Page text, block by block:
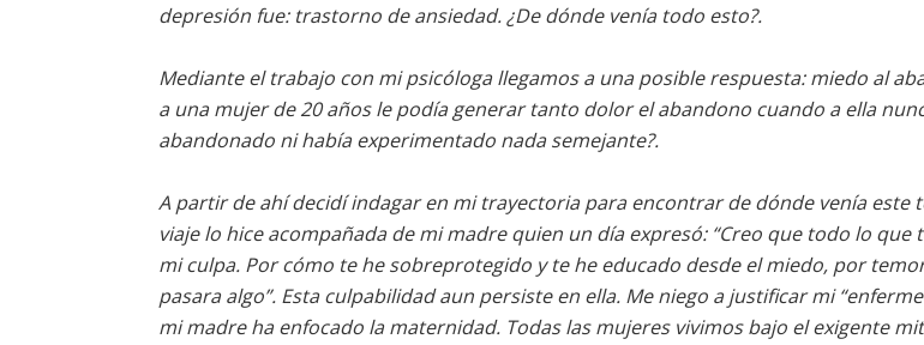
depresión fue: trastorno de ansiedad. ¿De dónde venía todo esto?.
Mediante el trabajo con mi psicóloga llegamos a una posible respuesta: miedo al
a una mujer de 20 años le podía generar tanto dolor el abandono cuando a ella
abandonado ni había experimentado nada semejante?.
A partir de ahí decidí indagar en mi trayectoria para encontrar de dónde venía este
viaje lo hice acompañada de mi madre quien un día expresó: “Creo que todo lo que
mi culpa. Por cómo te he sobreprotegido y te he educado desde el miedo, por
pasara algo”. Esta culpabilidad aun persiste en ella. Me niego a justificar mi
mi madre ha enfocado la maternidad. Todas las mujeres vivimos bajo el exigente